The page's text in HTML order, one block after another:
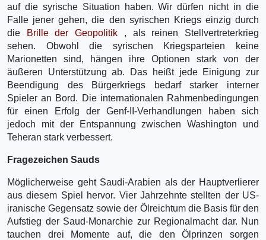
auf die syrische Situation haben. Wir dürfen nicht in die
Falle jener gehen, die den syrischen Kriegs einzig durch
die
Brille der Geopolitik , als reinen Stellvertreterkrieg
sehen. Obwohl die syrischen Kriegsparteien keine
Marionetten sind, hängen ihre Optionen stark von der
äußeren Unterstützung ab. Das heißt jede Einigung zur
Beendigung des Bürgerkriegs bedarf starker interner
Spieler an Bord. Die internationalen Rahmenbedingungen
für einen Erfolg der Genf-II-Verhandlungen haben sich
jedoch mit der Entspannung zwischen Washington und
Teheran stark verbessert.
Fragezeichen Sauds
Möglicherweise geht Saudi-Arabien als der Hauptverlierer
aus diesem Spiel hervor. Vier Jahrzehnte stellten der US-
iranische Gegensatz sowie der Ölreichtum die Basis für den
Aufstieg der Saud-Monarchie zur Regionalmacht dar. Nun
tauchen drei Momente auf, die den Ölprinzen sorgen